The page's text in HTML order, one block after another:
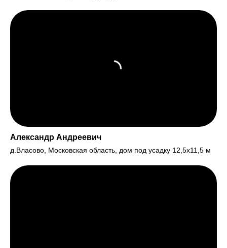
Александр Андреевич
д.Власово, Московская область, дом под усадку 12,5х11,5 м